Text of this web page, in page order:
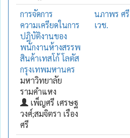
การจัดการ
ความเครียดในการ
ปฎิบัติงานของ
พนักงานห้างสรรพ
สินค้าเทสโก้ โลตัส
กรุงเทพมหานคร
มหาวิทยาลัย
รามคำแหง
เพ็ญศรี เศรษฐ
วงศ์;สมจิตรา เรือง
ศรี
นภาพร ศรี
เวช.